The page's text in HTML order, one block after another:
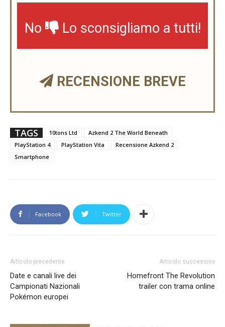
No Lo sconsigliamo a tutti!
RECENSIONE BREVE
TAGS 10tons Ltd
Azkend 2 The World Beneath
PlayStation 4
PlayStation Vita
Recensione Azkend 2
Smartphone
Facebook Twitter
Articolo precedente
Date e canali live dei
Campionati Nazionali
Pokémon europei
Articolo successivo
Homefront The Revolution
trailer con trama online